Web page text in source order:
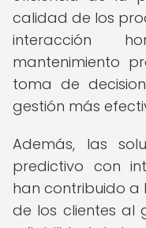
calidad de los
interacción
mantenimiento
toma de
gestión más
Además, las
predictivo con
han contribuido a
de los clientes al